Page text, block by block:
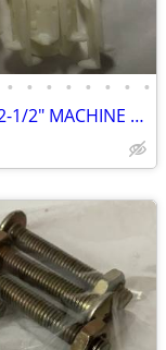
• • • • • • • •
HILLMAN 3/16" STRAP TOGGLE #10 x 2-1/2" MACHINE SCREW (6-PACK) DRYWALL